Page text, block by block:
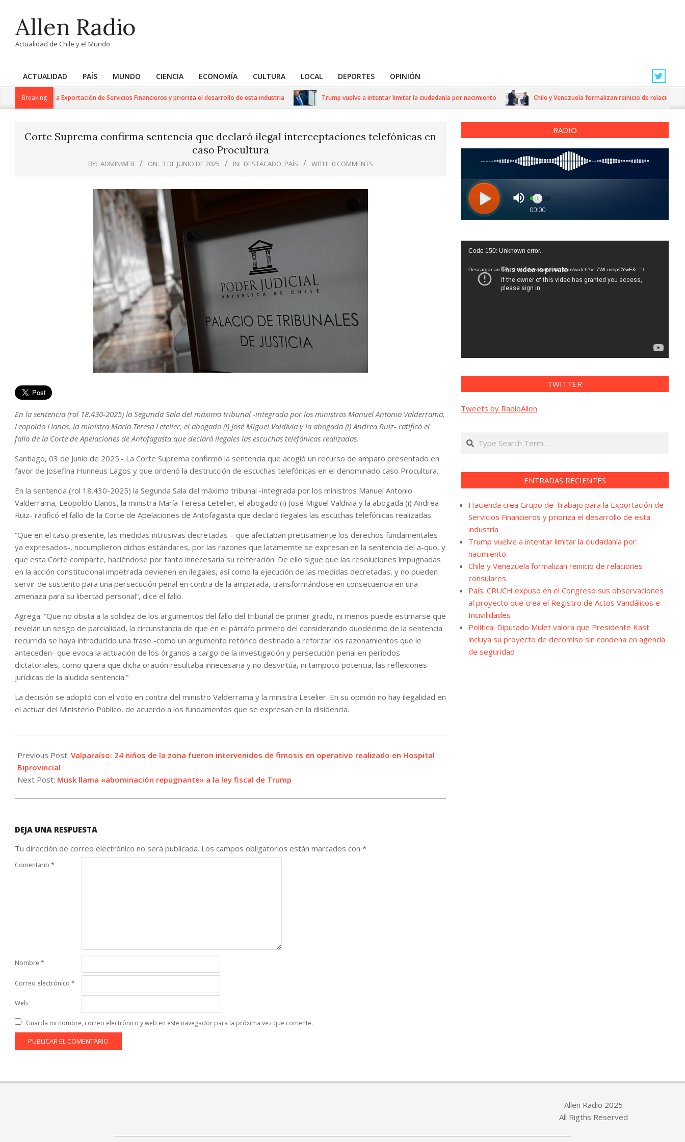
contentAllen Radio
Actualidad de Chile y el Mundo
Primary
Navigation
ACTUALIDAD PAÍS MUNDO CIENCIA ECONOMÍA CULTURA LOCAL DEPORTES OPINIÓN
Breaking
Trabajo para la Exportación de Servicios Financieros y prioriza el desarrollo de esta industria Trump vuelve a intentar limitar la ciudadanía por nacimiento Chile y Venezuela formalizan reinicio de relaciones
Corte Suprema confirma sentencia que declaró ilegal interceptaciones telefónicas en
caso Procultura
BY: ADMINWEB ON: 3 DE JUNIO DE 2025 IN: DESTACADO, PAÍS WITH: 0 COMMENTS
En la sentencia (rol 18.430-2025) la Segunda Sala del máximo tribunal -integrada por los ministros Manuel Antonio Valderrama,
Leopoldo Llanos, la ministra María Teresa Letelier, el abogado (i) José Miguel Valdivia y la abogada (i) Andrea Ruiz- ratificó el
fallo de la Corte de Apelaciones de Antofagasta que declaró ilegales las escuchas telefónicas realizadas.
Santiago, 03 de Junio de 2025.- La Corte Suprema confirmó la sentencia que acogió un recurso de amparo presentado en
favor de Josefina Hunneus Lagos y que ordenó la destrucción de escuchas telefónicas en el denominado caso Procultura.
En la sentencia (rol 18.430-2025) la Segunda Sala del máximo tribunal -integrada por los ministros Manuel Antonio
Valderrama, Leopoldo Llanos, la ministra María Teresa Letelier, el abogado (i) José Miguel Valdivia y la abogada (i) Andrea
Ruiz- ratificó el fallo de la Corte de Apelaciones de Antofagasta que declaró ilegales las escuchas telefónicas realizadas.
“Que en el caso presente, las medidas intrusivas decretadas – que afectaban precisamente los derechos fundamentales
ya expresados-, nocumplieron dichos estándares, por las razones que latamemte se expresan en la sentencia del a-quo, y
que esta Corte comparte, haciéndose por tanto innecesaria su reiteración. De ello sigue que las resoluciones impugnadas
en la acción constitucional impetrada devienen en ilegales, así como la ejecución de las medidas decretadas, y no pueden
servir de sustento para una persecución penal en contra de la amparada, transformándose en consecuencia en una
amenaza para su libertad personal”, dice el fallo.
Agrega: “Que no obsta a la solidez de los argumentos del fallo del tribunal de primer grado, ni menos puede estimarse que
revelan un sesgo de parcialidad, la circunstancia de que en el párrafo primero del considerando duodécimo de la sentencia
recurrida se haya introducido una frase -como un argumento retórico destinado a reforzar los razonamientos que le
anteceden- que evoca la actuación de los órganos a cargo de la investigación y persecución penal en períodos
dictatoriales, como quiera que dicha oración resultaba innecesaria y no desvirtúa, ni tampoco potencia, las reflexiones
jurídicas de la aludida sentencia.”
La decisión se adoptó con el voto en contra del ministro Valderrama y la ministra Letelier. En su opinión no hay ilegalidad en
el actuar del Ministerio Público, de acuerdo a los fundamentos que se expresan en la disidencia.
06-
03
Previous Post: Valparaíso: 24 niños de la zona fueron intervenidos de fimosis en operativo realizado en Hospital
Biprovincial
Next Post: Musk llama «abominación repugnante» a la ley fiscal de Trump
DEJA UNA RESPUESTA
Tu dirección de correo electrónico no será publicada. Los campos obligatorios están marcados con *
Comentario *
Nombre *
Correo electrónico *
Web
Guarda mi nombre, correo electrónico y web en este navegador para la próxima vez que comente.
RADIO
Reproductor
vídeo
Code 150: Unknown error.
Descargar archivo: https://www.youtube.com/watch?v=7WLuvspCYwE&_=1
TWITTER
Tweets by RadioAllen
Search
ENTRADAS RECIENTES
Hacienda crea Grupo de Trabajo para la Exportación de
Servicios Financieros y prioriza el desarrollo de esta
industria
Trump vuelve a intentar limitar la ciudadanía por
nacimiento
Chile y Venezuela formalizan reinicio de relaciones
consulares
País: CRUCH expuso en el Congreso sus observaciones
al proyecto que crea el Registro de Actos Vandálicos e
Incivilidades
Política: Diputado Mulet valora que Presidente Kast
incluya su proyecto de decomiso sin condena en agenda
de seguridad
Allen Radio 2025
All Rigths Reserved